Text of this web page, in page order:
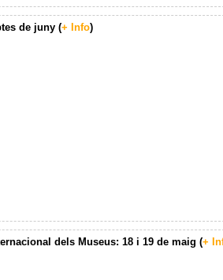
de juny (+ Info)
dels Museus: 18 i 19 de maig (+